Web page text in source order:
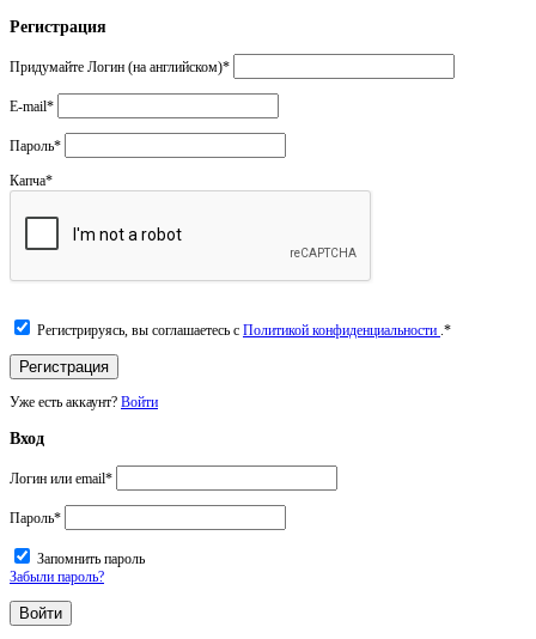
Регистрация
Придумайте Логин (на английском)*
E-mail*
Пароль*
Капча*
Регистрируясь, вы соглашаетесь с Политикой конфиденциальности .*
Уже есть аккаунт? Войти
Вход
Логин или email*
Пароль*
Запомнить пароль
Забыли пароль?